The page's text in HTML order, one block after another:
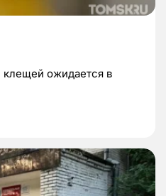
клещей ожидается в